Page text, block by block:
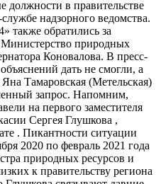
в правительстве
надзорного ведомства.
также обратились за
природных
Коновалова. В пресс-
дать не смогли, а
Яна Тамаровская (Метельская)
запрос. Напомним,
на первого заместителя
Сергея Глушкова ,
. Пикантности ситуации
2020 по февраль 2021 года
природных ресурсов и
к правительству региона